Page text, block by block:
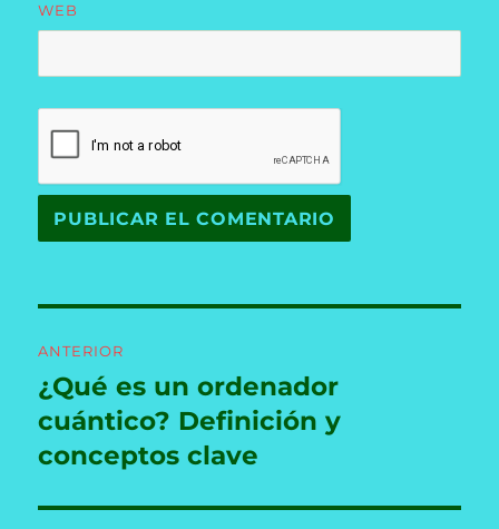
WEB
de
entradas
ANTERIOR
Entrada
anterior:
¿Qué es un ordenador
cuántico? Definición y
conceptos clave